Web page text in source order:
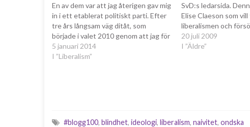
En av dem var att jag återigen gav mig
in i ett etablerat politiskt parti. Efter
tre års långsam väg ditåt, som
började i valet 2010 genom att jag för
första gången röstade på
Centerpartiet, så blev jag under
5 januari 2014
I ”Liberalism”
SvD:s ledarsida.
Elise Claeson som
liberalismen och
den med åsikter som
alla fall inte såvitt jag
20 juli 2009
I ”Äldre”
#blogg100, blindhet, ideologi, liberalism, naivitet, ondska